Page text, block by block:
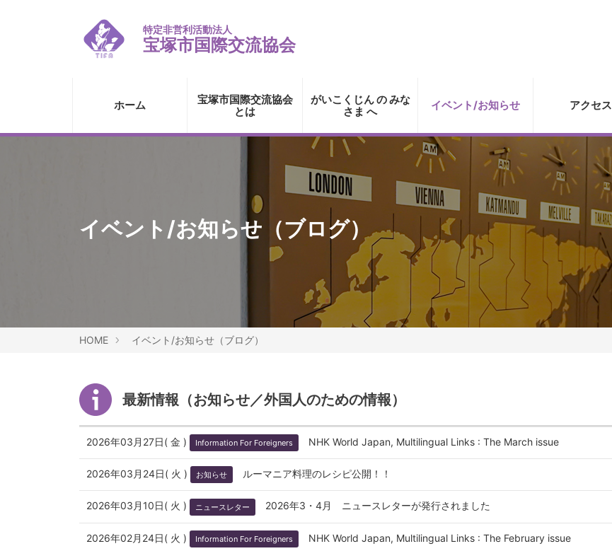
特定非営利活動法人
宝塚市国際交流協会
ホーム
宝塚市国際交流協会
とは
がいこくじん の みな
さま へ
イベント/お知らせ アクセス
イベント/お知らせ（ブログ）
HOME イベント/お知らせ（ブログ）
最新情報（お知らせ／外国人のための情報）
2026年03月27日( 金 ) Information For Foreigners NHK World Japan, Multilingual Links : The March issue
2026年03月24日( 火 ) お知らせ ルーマニア料理のレシピ公開！！
2026年03月10日( 火 ) ニュースレター 2026年3・4月 ニュースレターが発行されました
2026年02月24日( 火 ) Information For Foreigners NHK World Japan, Multilingual Links : The February issue